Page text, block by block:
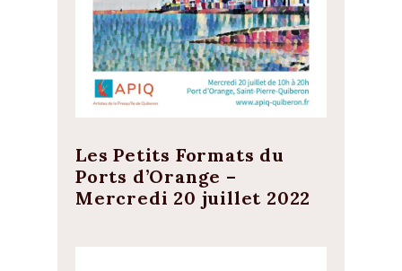
Les Petits Formats du
Ports d’Orange –
Mercredi 20 juillet 2022